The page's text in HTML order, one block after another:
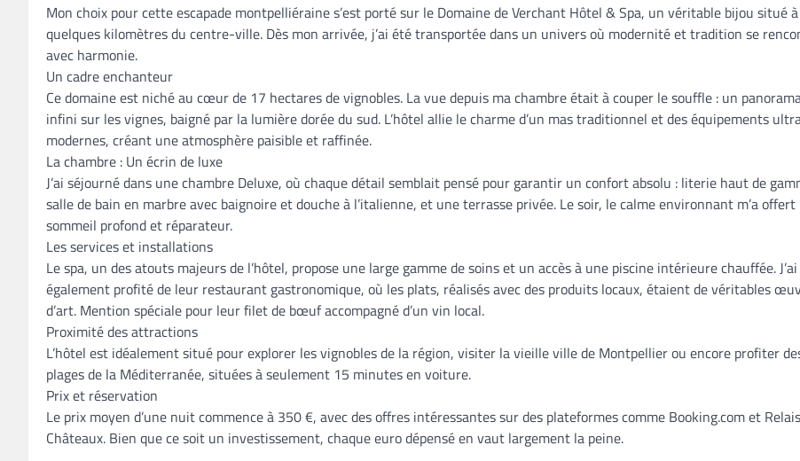
Mon choix pour cette escapade montpelliéraine s’est porté sur le Domaine de Verchant Hôtel & Spa, un véritable bijou situé à
quelques kilomètres du centre-ville. Dès mon arrivée, j’ai été transportée dans un univers où modernité et tradition se
avec harmonie.
Un cadre enchanteur
Ce domaine est niché au cœur de 17 hectares de vignobles. La vue depuis ma chambre était à couper le souffle : un
infini sur les vignes, baigné par la lumière dorée du sud. L’hôtel allie le charme d’un mas traditionnel et des équipements
modernes, créant une atmosphère paisible et raffinée.
La chambre : Un écrin de luxe
J’ai séjourné dans une chambre Deluxe, où chaque détail semblait pensé pour garantir un confort absolu : literie haut de
salle de bain en marbre avec baignoire et douche à l’italienne, et une terrasse privée. Le soir, le calme environnant m’a offert
sommeil profond et réparateur.
Les services et installations
Le spa, un des atouts majeurs de l’hôtel, propose une large gamme de soins et un accès à une piscine intérieure chauffée. J’ai
également profité de leur restaurant gastronomique, où les plats, réalisés avec des produits locaux, étaient de véritables
d’art. Mention spéciale pour leur filet de bœuf accompagné d’un vin local.
Proximité des attractions
L’hôtel est idéalement situé pour explorer les vignobles de la région, visiter la vieille ville de Montpellier ou encore profiter
plages de la Méditerranée, situées à seulement 15 minutes en voiture.
Prix et réservation
Le prix moyen d’une nuit commence à 350 €, avec des offres intéressantes sur des plateformes comme Booking.com et
Châteaux. Bien que ce soit un investissement, chaque euro dépensé en vaut largement la peine.